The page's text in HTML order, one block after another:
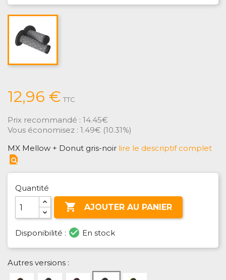
12,96 € TTC
Prix recommandé : 14.45€
Vous économisez : 1.49€ (10.31%)
MX Mellow + Donut gris-noir lire le descriptif complet
find_in_page
Quantité
 AJOUTER AU PANIER
Disponibilité : check_circle En stock
Autres versions :